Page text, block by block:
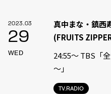
2023.03
29
WED
TV.RADIO
真中まな・鎮西
(FRUITS
24:55〜 TBS「
～」